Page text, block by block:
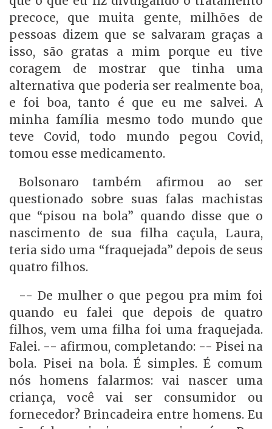
precoce, que muita gente, milhões de
pessoas dizem que se salvaram graças a
isso, são gratas a mim porque eu tive
coragem de mostrar que tinha uma
alternativa que poderia ser realmente boa,
e foi boa, tanto é que eu me salvei. A
minha família mesmo todo mundo que
teve Covid, todo mundo pegou Covid,
tomou esse medicamento.
Bolsonaro também afirmou ao ser
questionado sobre suas falas machistas
que “pisou na bola” quando disse que o
nascimento de sua filha caçula, Laura,
teria sido uma “fraquejada” depois de seus
quatro filhos.
-- De mulher o que pegou pra mim foi
quando eu falei que depois de quatro
filhos, vem uma filha foi uma fraquejada.
Falei. -- afirmou, completando: -- Pisei na
bola. Pisei na bola. É simples. É comum
nós homens falarmos: vai nascer uma
criança, você vai ser consumidor ou
fornecedor? Brincadeira entre homens. Eu